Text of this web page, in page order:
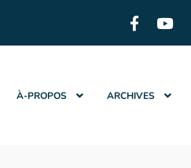
À-PROPOS ARCHIVES